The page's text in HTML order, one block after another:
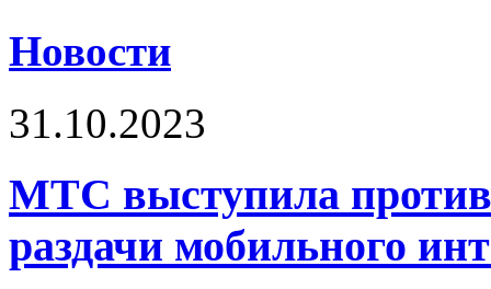
Новости
31.10.2023
МТС выступила против
раздачи мобильного